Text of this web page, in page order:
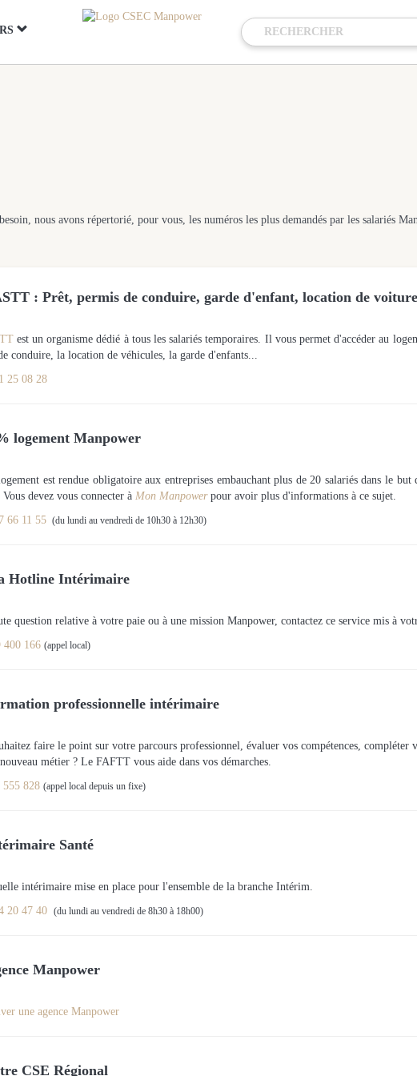
nous avons répertorié, pour vous, les numéros les plus demandés par les salariés
: Prêt, permis de conduire, garde d'enfant, location de
est un organisme dédié à tous les salariés temporaires. Il vous permet d'accéder au
conduire, la location de véhicules, la garde d'enfants...
25 08 28
logement Manpower
est rendue obligatoire aux entreprises embauchant plus de 20 salariés dans le
Vous devez vous connecter à Mon Manpowerpour avoir plus d'informations à ce sujet.
66 11 55 (du lundi au vendredi de 10h30 à 12h30)
Hotline Intérimaire
question relative à votre paie ou à une mission Manpower, contactez ce service mis à
400 166 (appel local)
professionnelle intérimaire
faire le point sur votre parcours professionnel, évaluer vos compétences,
métier ? Le FAFTT vous aide dans vos démarches.
555 828 (appel local depuis un fixe)
Santé
intérimaire mise en place pour l'ensemble de la branche Intérim.
20 47 40 (du lundi au vendredi de 8h30 à 18h00)
Manpower
une agence Manpower
CSE Régional